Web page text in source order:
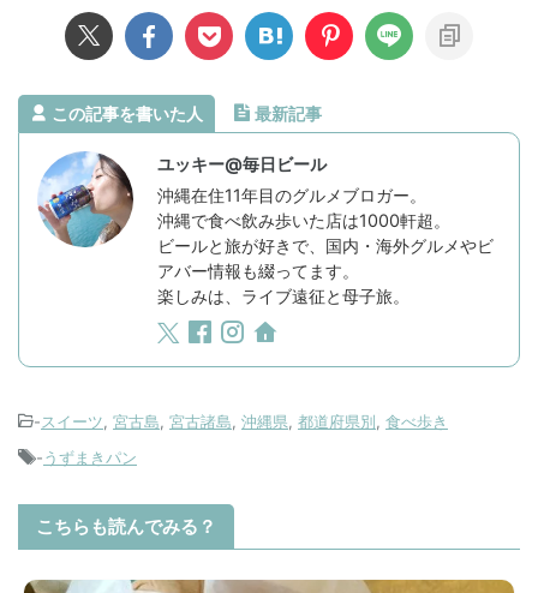
この記事を書いた人 最新記事
ユッキー@毎日ビール
沖縄在住11年目のグルメブロガー。
沖縄で食べ飲み歩いた店は1000軒超。
ビールと旅が好きで、国内・海外グルメやビ
アバー情報も綴ってます。
楽しみは、ライブ遠征と母子旅。
-スイーツ, 宮古島, 宮古諸島, 沖縄県, 都道府県別, 食べ歩き
-うずまきパン
こちらも読んでみる？